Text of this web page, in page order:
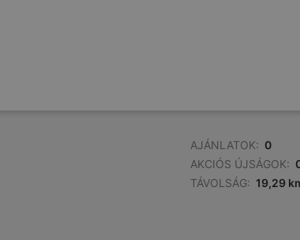
AJÁNLATOK: 0
AKCIÓS ÚJSÁGOK:
TÁVOLSÁG: 19,29